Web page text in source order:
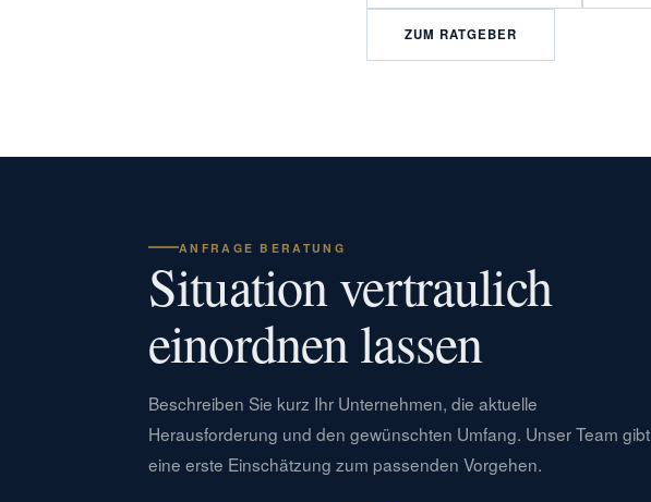
ZUM RATGEBER
ANFRAGE BERATUNG
Situation vertraulich
einordnen lassen
Beschreiben Sie kurz Ihr Unternehmen, die aktuelle
Herausforderung und den gewünschten Umfang. Unser Team gibt
eine erste Einschätzung zum passenden Vorgehen.